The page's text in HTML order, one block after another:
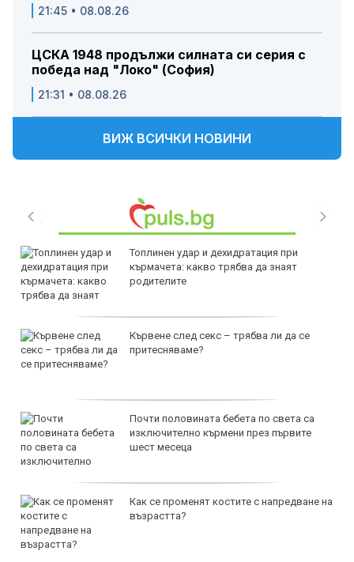
21:45 • 08.08.26
ЦСКА 1948 продължи силната си серия с
победа над "Локо" (София)
21:31 • 08.08.26
ВИЖ ВСИЧКИ НОВИНИ
Топлинен удар и дехидратация при
кърмачета: какво трябва да знаят
родителите
Кървене след секс – трябва ли да се
притесняваме?
Почти половината бебета по света са
изключително кърмени през първите
шест месеца
Как се променят костите с напредване на
възрастта?